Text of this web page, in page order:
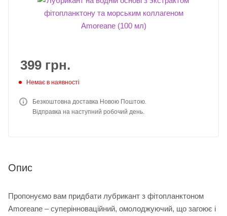
399 грн.
Немає в наявності
Безкоштовна доставка Новою Поштою.
Відправка на наступний робочий день.
Опис
Пропонуємо вам придбати лубрикант з фітопланктоном
Amoreane – суперінноваційний, омолоджуючий, що загоює і